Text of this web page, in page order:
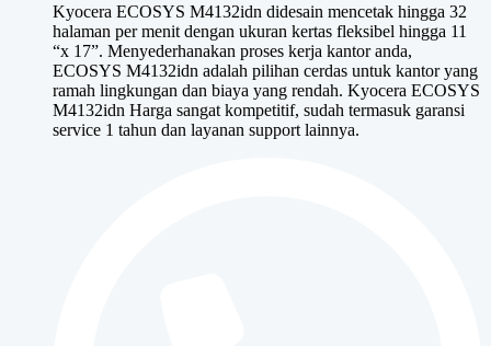
Kyocera ECOSYS M4132idn didesain mencetak hingga 32
halaman per menit dengan ukuran kertas fleksibel hingga 11
“x 17”. Menyederhanakan proses kerja kantor anda,
ECOSYS M4132idn adalah pilihan cerdas untuk kantor yang
ramah lingkungan dan biaya yang rendah. Kyocera ECOSYS
M4132idn Harga sangat kompetitif, sudah termasuk garansi
service 1 tahun dan layanan support lainnya.